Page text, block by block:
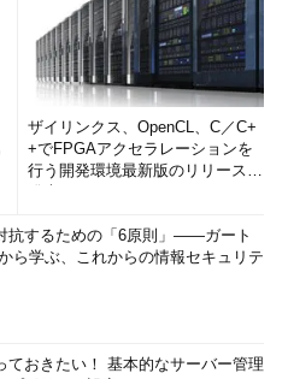
ザイリンクス、OpenCL、C／C+
+でFPGAアクセラレーションを
行う開発環境最新版のリリースを
抗するための「6原則」――ガート
ら学ぶ、これからの情報セキュリテ
ておきたい！ 基本的なサーバー管理